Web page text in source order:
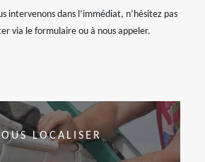
intervenons dans l’immédiat, n’hésitez pas
via le formulaire ou à nous appeler.
LOCALISER